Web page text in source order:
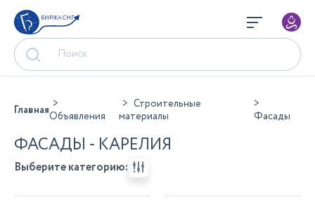
БИРЖА СНГ
ГлавнаяОбъявления
Строительные
материалы
Фасады
ФАСАДЫ - КАРЕЛИЯ
Выберите категорию: